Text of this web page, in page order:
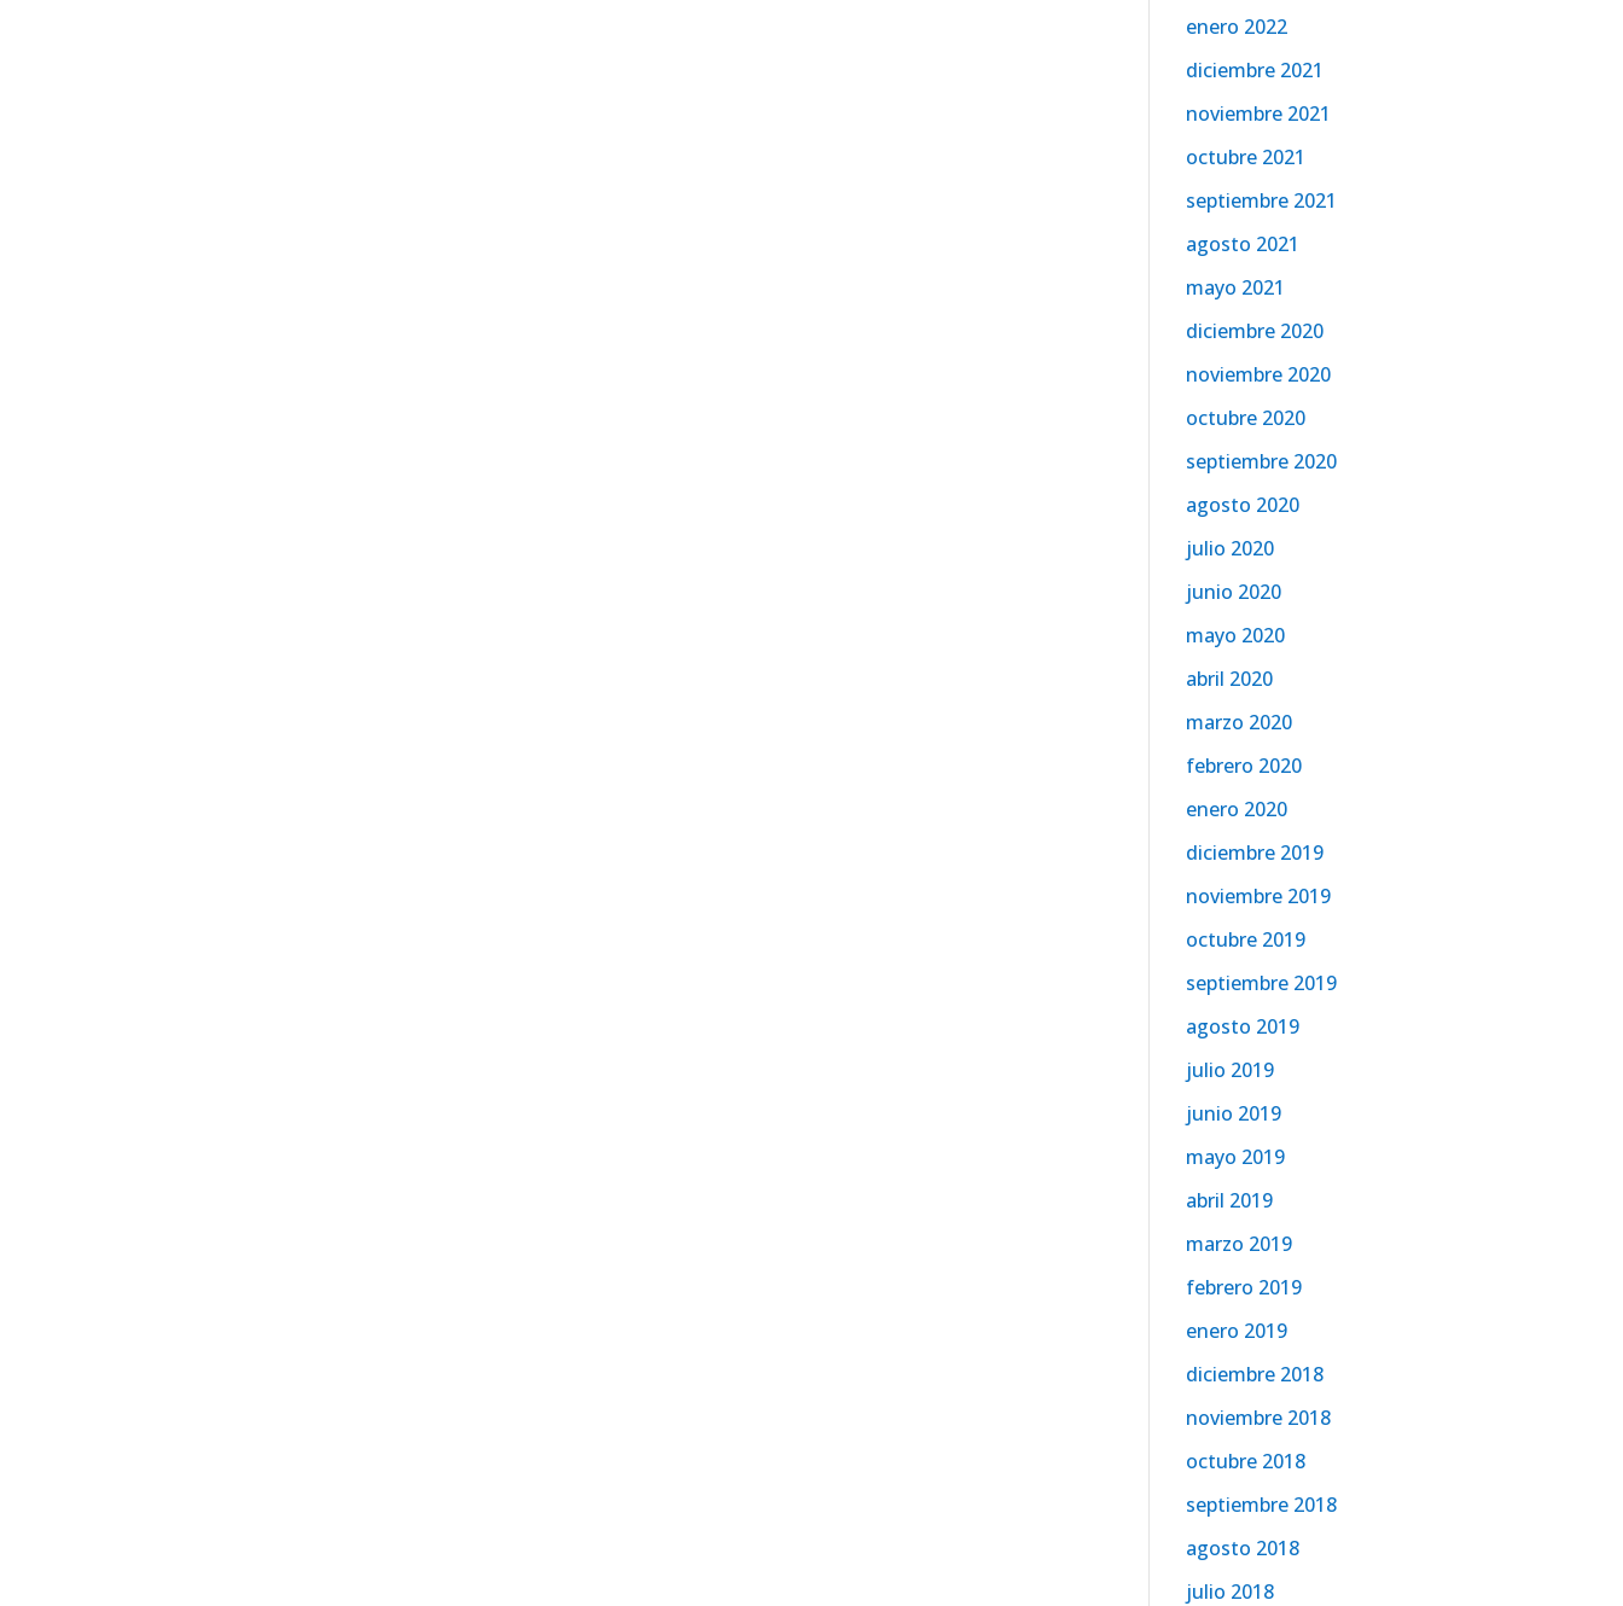
enero 2022
diciembre 2021
noviembre 2021
octubre 2021
septiembre 2021
agosto 2021
mayo 2021
diciembre 2020
noviembre 2020
octubre 2020
septiembre 2020
agosto 2020
julio 2020
junio 2020
mayo 2020
abril 2020
marzo 2020
febrero 2020
enero 2020
diciembre 2019
noviembre 2019
octubre 2019
septiembre 2019
agosto 2019
julio 2019
junio 2019
mayo 2019
abril 2019
marzo 2019
febrero 2019
enero 2019
diciembre 2018
noviembre 2018
octubre 2018
septiembre 2018
agosto 2018
julio 2018